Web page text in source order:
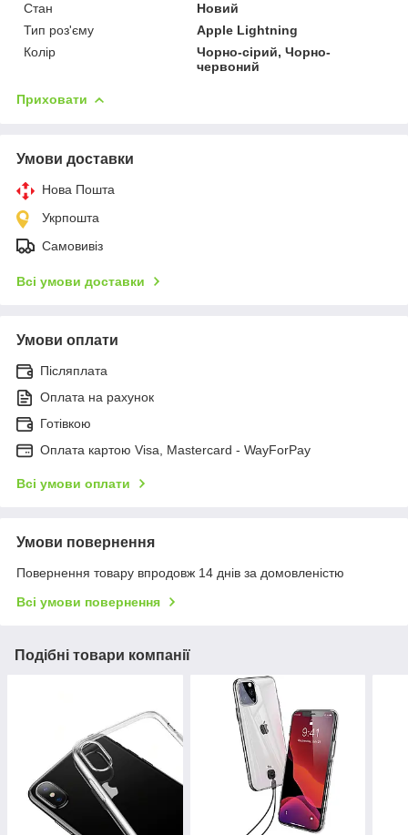
Стан
Новий
Тип роз'єму
Apple Lightning
Колір
Чорно-сірий, Чорно-
червоний
Приховати
Умови доставки
Нова Пошта
Укрпошта
Самовивіз
Всі умови доставки
Умови оплати
Післяплата
Оплата на рахунок
Готівкою
Оплата картою Visa, Mastercard - WayForPay
Всі умови оплати
Умови повернення
Повернення товару впродовж 14 днів за домовленістю
Всі умови повернення
Подібні товари компанії